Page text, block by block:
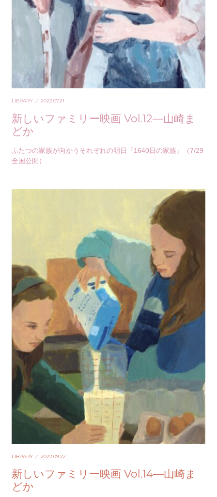
LIBRARY ／ 2022.07.21
新しいファミリー映画 Vol.12—山崎ま
どか
ふたつの家族が向かうそれぞれの明日『1640日の家族』（7/29
全国公開）
LIBRARY ／ 2022.09.22
新しいファミリー映画 Vol.14—山崎ま
どか